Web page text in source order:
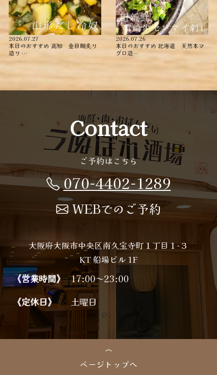
2026.07.27
本日のおすすめ ︎高知 金目鯛炙り
造り ︎…
2026.07.26
本日のおすすめ ︎北海道 天然本マ
グロ造…
Contact
ご予約はこちら
070-4402-1289
WEBでのご予約
大阪府大阪市中央区南久宝寺町１丁目１−３
KT 船場ビル 1F
《営業時間》 17:00～23:00
《定休日》 土曜日
ページトップへ